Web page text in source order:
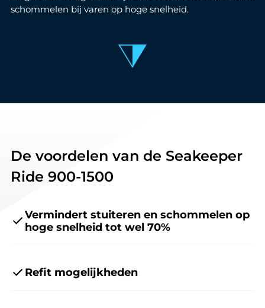
schommelen bij varen op hoge snelheid.
De voordelen van de Seakeeper
Ride 900-1500
Vermindert stuiteren en schommelen op
hoge snelheid tot wel 70%
Refit mogelijkheden